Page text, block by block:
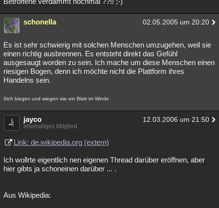
schonella 02.05.2005 um 20:20
Es ist sehr schwierig mit solchen Menschen umzugehen, weil sie
einen richtig ausbrennen. Es entsteht direkt das Gefühl
ausgesaugt worden zu sein. Ich mache um diese Menschen einen
riesigen Bogen, denn ich möchte nicht die Plattform ihres
Handelns sein.
Sich biegen und wiegen wie ein Blatt im Winde
jayco 12.03.2006 um 21:50
ehemaliges Mitglied
Link: de.wikipedia.org (extern)
Ich wollrte eigentlich nen eigenen Thread darüber eröffnen, aber
hier gibts ja schoneinen darüber ... .
Aus Wikipedia: